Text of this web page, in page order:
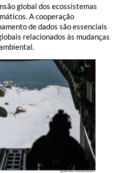
global dos ecossistemas
A cooperação
de dados são essenciais
relacionados às mudanças